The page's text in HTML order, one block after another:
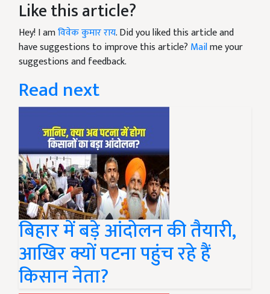
Like this article?
Hey! I amविवेक कुमार राय. Did you liked this article and
have suggestions to improve this article? Mailme your
suggestions and feedback.
Read next
बिहार में बड़े आंदोलन की तैयारी,
आखिर क्यों पटना पहुंच रहे हैं
किसान नेता?